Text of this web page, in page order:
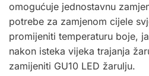
omogućuje jednostavnu
potrebe za zamjenom cijele
promijeniti temperaturu boje,
nakon isteka vijeka trajanja
zamijeniti GU10 LED žarulju.